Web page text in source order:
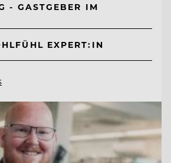
- GASTGEBER IM
EXPERT:IN